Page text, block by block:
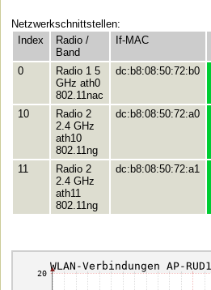
Netzwerkschnittstellen:
Index
Radio /
Band
If-MAC
0
Radio 1 5
GHz ath0
802.11nac
dc:b8:08:50:72:b0
10
Radio 2
2.4 GHz
ath10
802.11ng
dc:b8:08:50:72:a0
11
Radio 2
2.4 GHz
ath11
802.11ng
dc:b8:08:50:72:a1